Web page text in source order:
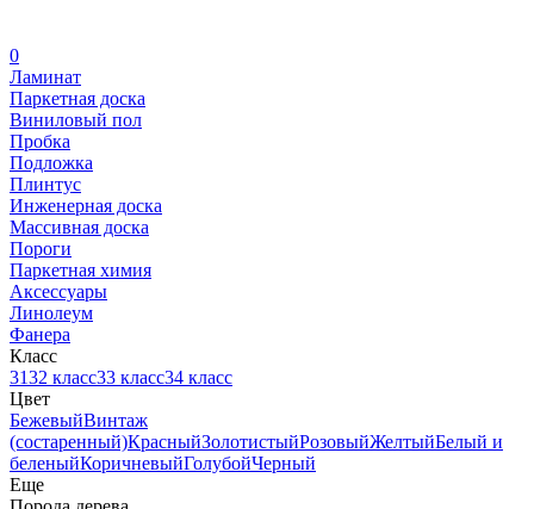
0
Ламинат
Паркетная доска
Виниловый пол
Пробка
Подложка
Плинтус
Инженерная доска
Массивная доска
Пороги
Паркетная химия
Аксессуары
Линолеум
Фанера
Класс
3132 класс33 класс34 класс
Цвет
БежевыйВинтаж
(состаренный)КрасныйЗолотистыйРозовыйЖелтыйБелый и
беленыйКоричневыйГолубойЧерный
Еще